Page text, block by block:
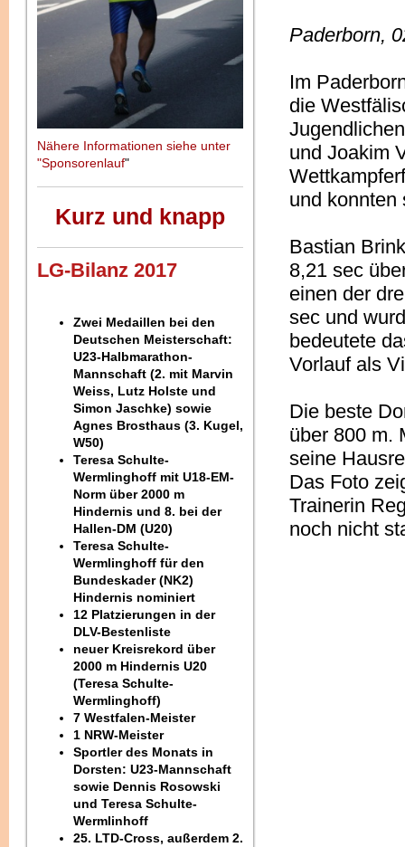
Nähere Informationen siehe unter
"Sponsorenlauf"
Kurz und knapp
LG-Bilanz 2017
Zwei Medaillen bei den
Deutschen Meisterschaft:
U23-Halbmarathon-
Mannschaft (2. mit Marvin
Weiss, Lutz Holste und
Simon Jaschke) sowie
Agnes Brosthaus (3. Kugel,
W50)
Teresa Schulte-
Wermlinghoff mit U18-EM-
Norm über 2000 m
Hindernis und 8. bei der
Hallen-DM (U20)
Teresa Schulte-
Wermlinghoff für den
Bundeskader (NK2)
Hindernis nominiert
12 Platzierungen in der
DLV-Bestenliste
neuer Kreisrekord über
2000 m Hindernis U20
(Teresa Schulte-
Wermlinghoff)
7 Westfalen-Meister
1 NRW-Meister
Sportler des Monats in
Dorsten: U23-Mannschaft
sowie Dennis Rosowski
und Teresa Schulte-
Wermlinhoff
25. LTD-Cross, außerdem 2.
Paderborn,
Im
die
und Joakim
und konnten
Bastian
8,21 sec
einen der
sec und
bedeutete
Vorlauf als
Die beste
über 800 m.
seine
Das Foto
Trainerin
noch nicht